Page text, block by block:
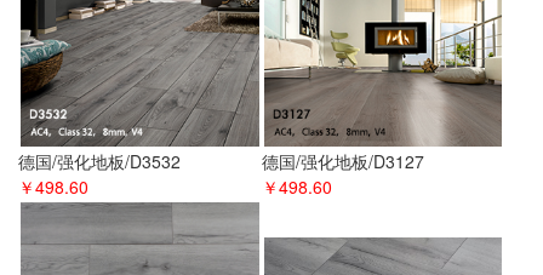
德国/强化地板/D3532
￥498.60
德国/强化地板/D3127
￥498.60